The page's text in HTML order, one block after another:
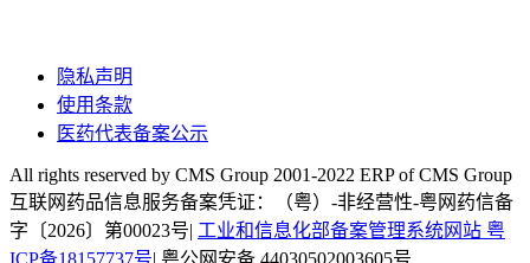
隐私声明
使用条款
医药代表备案公示
All rights reserved by CMS Group 2001-2022 ERP of CMS Group
互联网药品信息服务备案凭证：（粤）-非经营性-粤网药信备
字〔2026〕第00023号| 工业和信息化部备案管理系统网站 粤
ICP备18157737号| 粤公网安备 44030502003605号